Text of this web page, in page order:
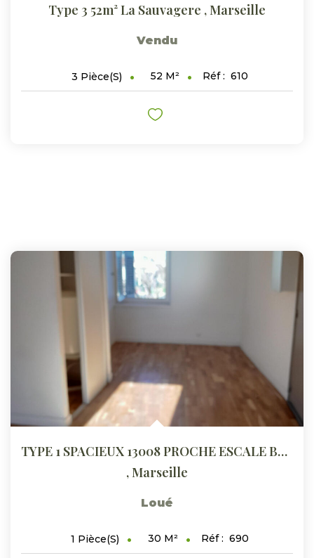
Type 3 52m² La Sauvagere ,Marseille
Vendu
3 Pièce(s) 52 M² Réf : 610
TYPE 1 SPACIEUX 13008 PROCHE ESCALE BORELY
,Marseille
Loué
1 Pièce(s) 30 M² Réf : 690